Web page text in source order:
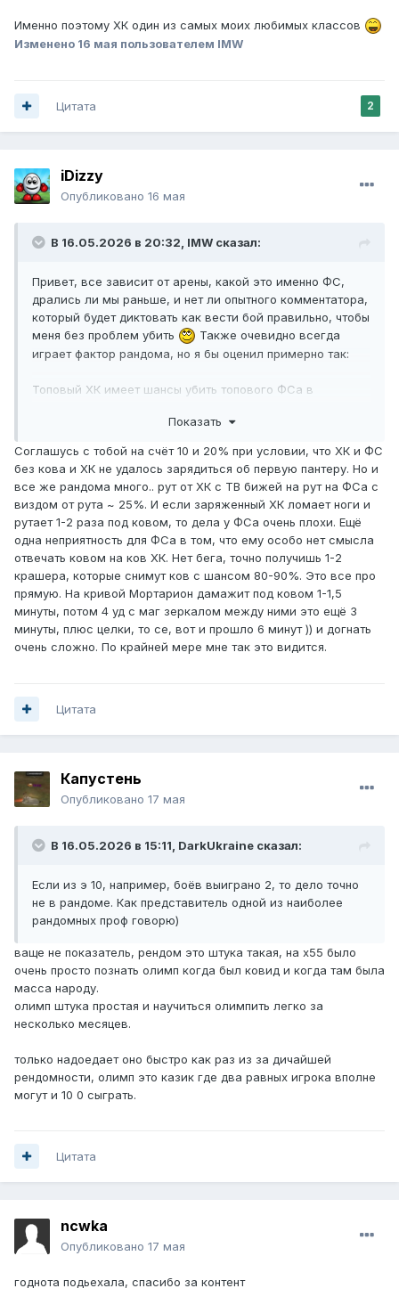
Именно поэтому ХК один из самых моих любимых классов
Изменено 16 мая пользователем IMW
2
Цитата
iDizzy
Опубликовано 16 мая
В 16.05.2026 в 20:32, IMW сказал:
Привет, все зависит от арены, какой это именно ФС,
дрались ли мы раньше, и нет ли опытного комментатора,
который будет диктовать как вести бой правильно, чтобы
меня без проблем убить
Также очевидно всегда
играет фактор рандома, но я бы оценил примерно так:
Топовый ХК имеет шансы убить топового ФСа в
и прочего) на прямой с шансом +-20%, и на прямых +- с
ключевое под "потеют", не нужно в меня кидаться статой
с различными ФСами, я в последнее время захожу
почиллить а не попотеть на олимпе
Нужно сидеть,
дрочить баффы/триггеры пантеры, переодевать бижу,
давать ков, принимать очень быстрые решения со
скоростью примерно 0.1 мс (зашел стан, как его можно
успешно применить, какие на тебе дебаффы/триггеры,
есть ли целка на пете). В одну микросекунду ХК должен
решить очень сложное уравнение, в зависимости от
того, в каком именно аспекте боя ему повезло, чтобы
наиболее эффективно реализовать ту или иную
возможность, котоюрую он получает во время боя.
классов
Показать
Соглашусь с тобой на счёт 10 и 20% при условии, что ХК и ФС
без кова и ХК не удалось зарядиться об первую пантеру. Но и
все же рандома много.. рут от ХК с ТВ бижей на рут на ФСа с
виздом от рута ~ 25%. И если заряженный ХК ломает ноги и
рутает 1-2 раза под ковом, то дела у ФСа очень плохи. Ещё
одна неприятность для ФСа в том, что ему особо нет смысла
отвечать ковом на ков ХК. Нет бега, точно получишь 1-2
крашера, которые снимут ков с шансом 80-90%. Это все про
прямую. На кривой Мортарион дамажит под ковом 1-1,5
минуты, потом 4 уд с маг зеркалом между ними это ещё 3
минуты, плюс целки, то се, вот и прошло 6 минут )) и догнать
очень сложно. По крайней мере мне так это видится.
Цитата
Капустень
Опубликовано 17 мая
В 16.05.2026 в 15:11, DarkUkraine сказал:
Если из э 10, например, боёв выиграно 2, то дело точно
не в рандоме. Как представитель одной из наиболее
рандомных проф говорю)
ваще не показатель, рендом это штука такая, на х55 было
очень просто познать олимп когда был ковид и когда там была
масса народу.
олимп штука простая и научиться олимпить легко за
несколько месяцев.
только надоедает оно быстро как раз из за дичайшей
рендомности, олимп это казик где два равных игрока вполне
могут и 10 0 сыграть.
Цитата
ncwka
Опубликовано 17 мая
годнота подьехала, спасибо за контент